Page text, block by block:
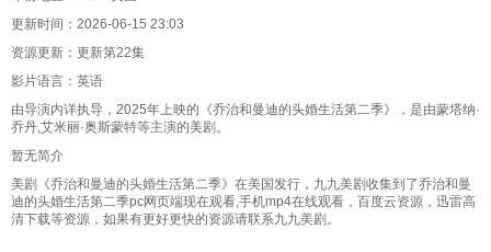
更新时间：2026-06-15 23:03
资源更新：更新第22集
影片语言：英语
由导演内详执导，2025年上映的《乔治和曼迪的头婚生活第二季》，是由蒙塔纳·
乔丹,艾米丽·奥斯蒙特等主演的美剧。
暂无简介
美剧《乔治和曼迪的头婚生活第二季》在美国发行，九九美剧收集到了乔治和曼
迪的头婚生活第二季pc网页端现在观看,手机mp4在线观看，百度云资源，迅雷高
清下载等资源，如果有更好更快的资源请联系九九美剧。